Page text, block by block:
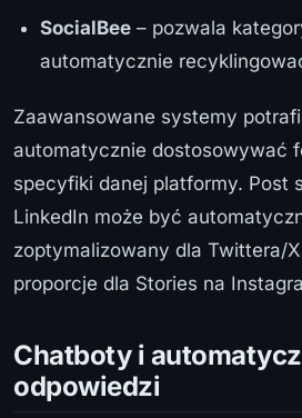
SocialBee – pozwala
automatycznie
Zaawansowane systemy
automatycznie dostosowywać
specyfiki danej platformy. Post
LinkedIn może być
zoptymalizowany dla Twittera/
proporcje dla Stories na
Chatboty i
odpowiedzi